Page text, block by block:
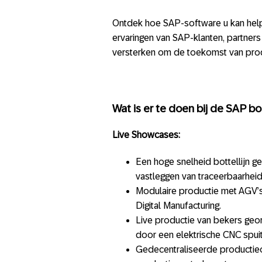
Ontdek hoe SAP-software u kan
ervaringen van SAP-klanten,
versterken om de toekomst van
Wat is er te doen bij de SAP
Live Showcases:
Een hoge snelheid bottellijn
vastleggen van
Modulaire productie met
Digital Manufacturing.
Live productie van bekers
door een elektrische CNC
Gedecentraliseerde